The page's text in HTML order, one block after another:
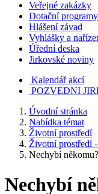
Veřejné zakázky
Dotační programy
Hlášení závad
Vyhlášky a
Úřední deska
Jirkovské noviny
Kalendář akcí
POZVEDNI
Úvodní stránka
Nabídka témat
Životní prostředí
Životní prostředí
Nechybí někomu?
Nechybí